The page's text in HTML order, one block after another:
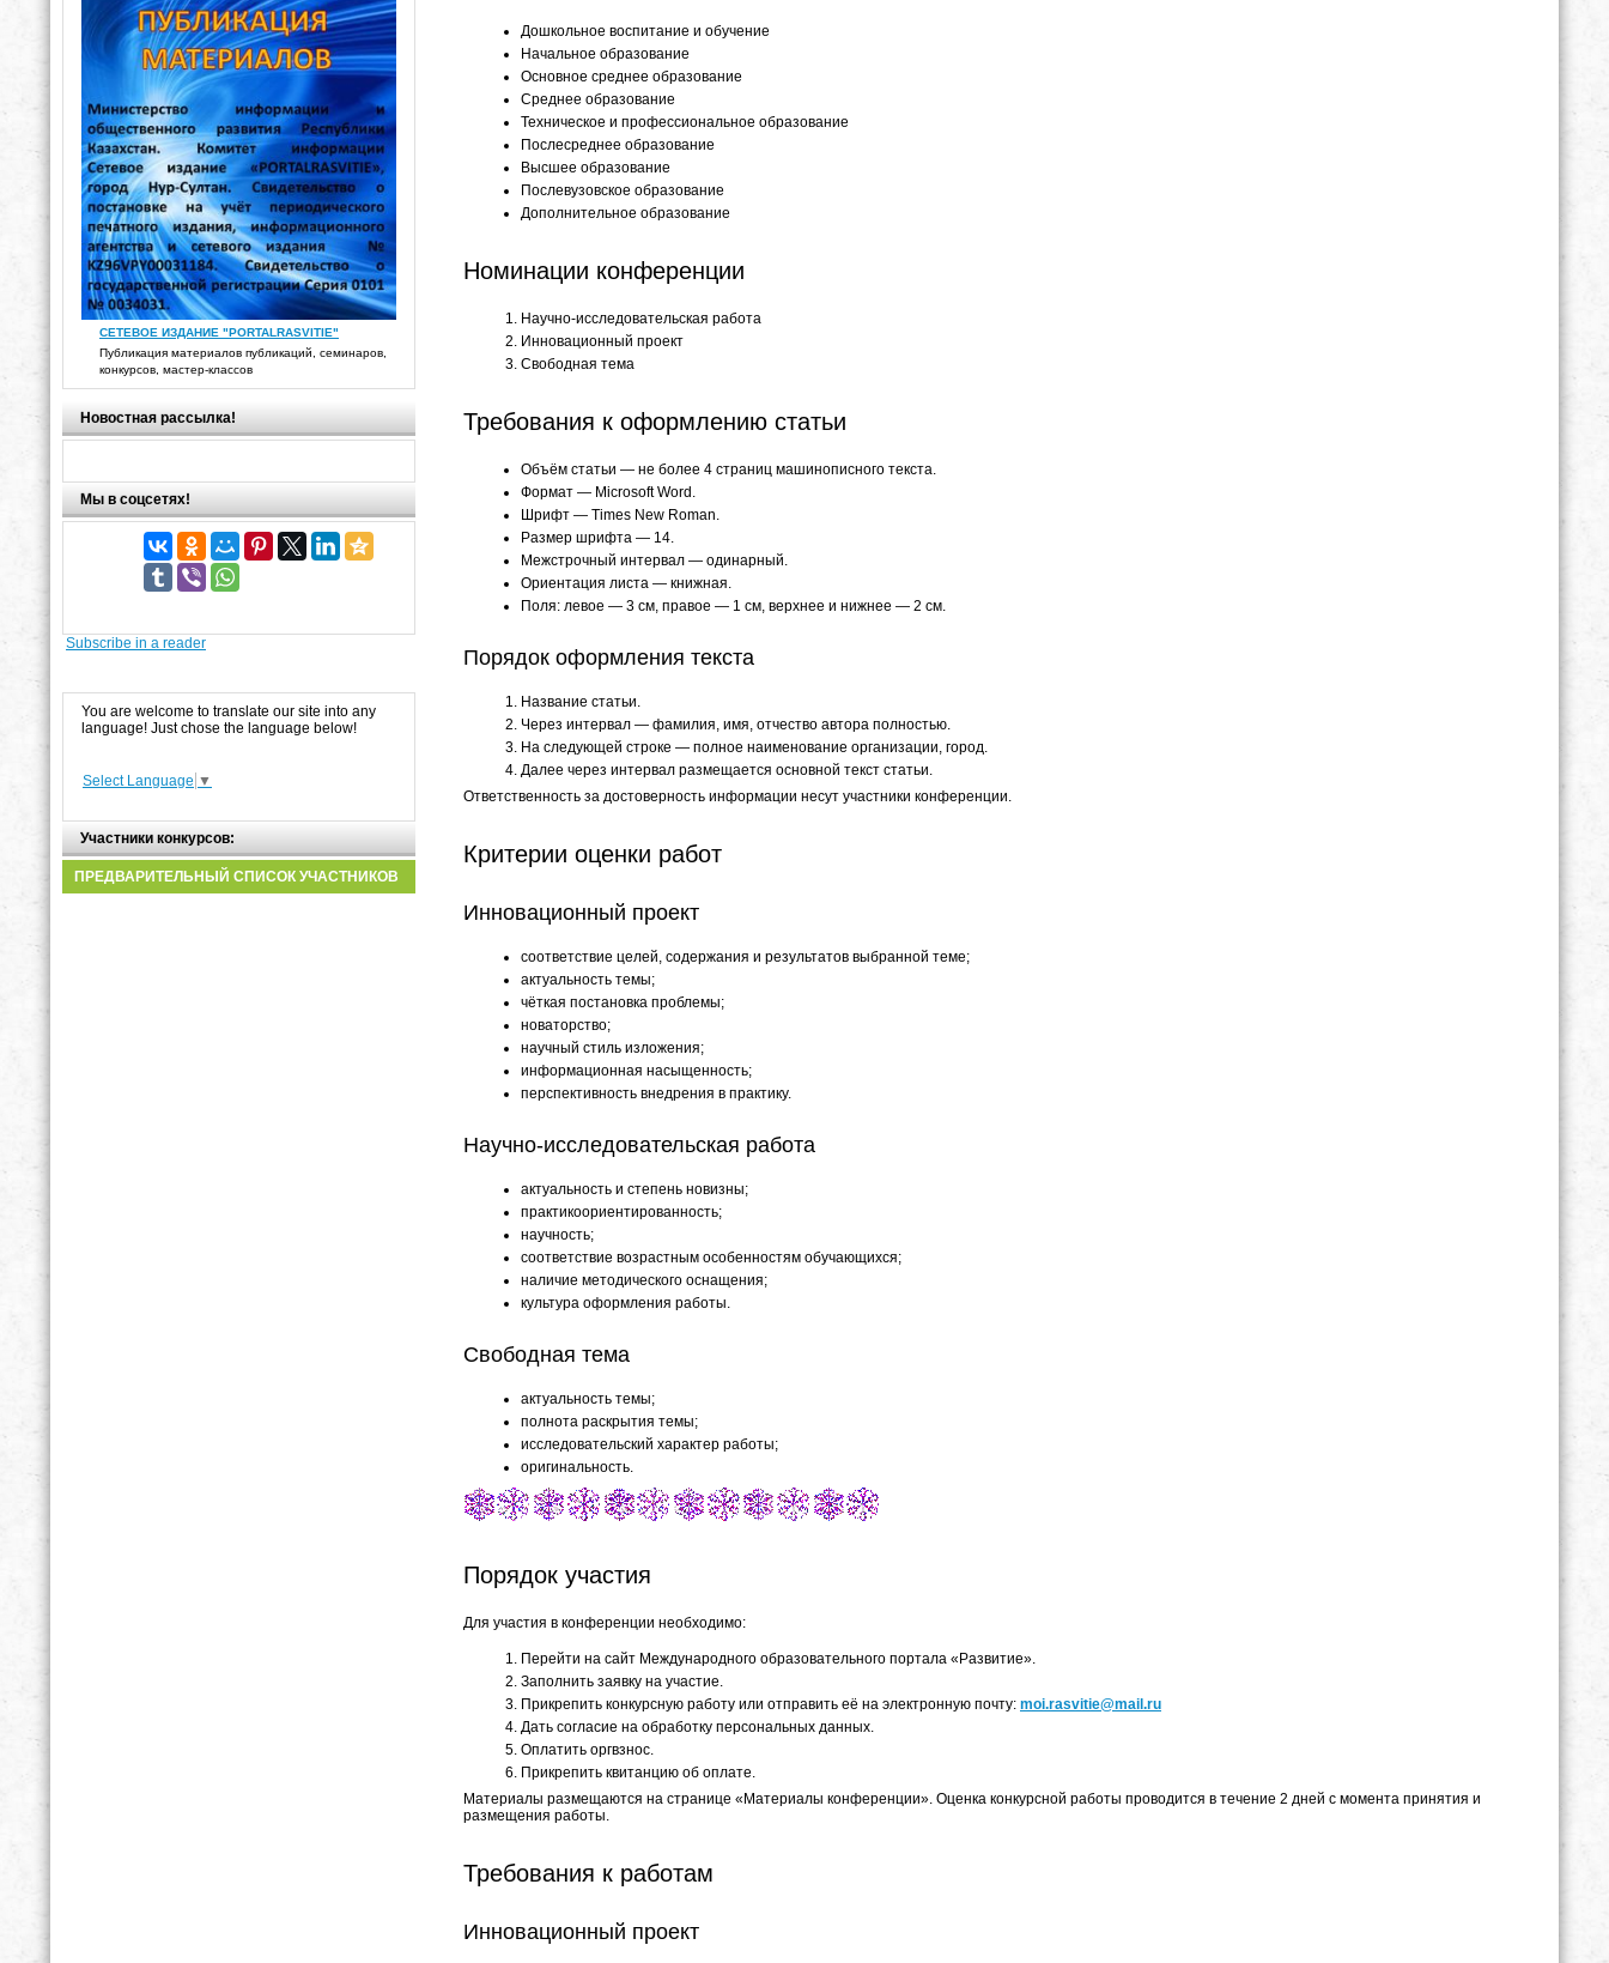
СЕТЕВОЕ ИЗДАНИЕ "PORTALRASVITIE"
Публикация материалов публикаций, семинаров,
конкурсов, мастер-классов
Новостная рассылка!
Мы в соцсетях!
Subscribe in a reader
You are welcome to translate our site into any
language! Just chose the language below!
Select Language ▼
Участники конкурсов:
ПРЕДВАРИТЕЛЬНЫЙ СПИСОК УЧАСТНИКОВ
Дошкольное воспитание и обучение
Начальное образование
Основное среднее образование
Среднее образование
Техническое и профессиональное образование
Послесреднее образование
Высшее образование
Послевузовское образование
Дополнительное образование
Номинации конференции
Научно-исследовательская работа
Инновационный проект
Свободная тема
Требования к оформлению статьи
Объём статьи — не более 4 страниц машинописного текста.
Формат — Microsoft Word.
Шрифт — Times New Roman.
Размер шрифта — 14.
Межстрочный интервал — одинарный.
Ориентация листа — книжная.
Поля: левое — 3 см, правое — 1 см, верхнее и нижнее — 2 см.
Порядок оформления текста
Название статьи.
Через интервал — фамилия, имя, отчество автора полностью.
На следующей строке — полное наименование организации, город.
Далее через интервал размещается основной текст статьи.
Ответственность за достоверность информации несут участники конференции.
Критерии оценки работ
Инновационный проект
соответствие целей, содержания и результатов выбранной теме;
актуальность темы;
чёткая постановка проблемы;
новаторство;
научный стиль изложения;
информационная насыщенность;
перспективность внедрения в практику.
Научно-исследовательская работа
актуальность и степень новизны;
практикоориентированность;
научность;
соответствие возрастным особенностям обучающихся;
наличие методического оснащения;
культура оформления работы.
Свободная тема
актуальность темы;
полнота раскрытия темы;
исследовательский характер работы;
оригинальность.
Порядок участия
Для участия в конференции необходимо:
Перейти на сайт Международного образовательного портала «Развитие».
Заполнить заявку на участие.
Прикрепить конкурсную работу или отправить её на электронную почту: moi.rasvitie@mail.ru
Дать согласие на обработку персональных данных.
Оплатить оргвзнос.
Прикрепить квитанцию об оплате.
Материалы размещаются на странице «Материалы конференции». Оценка конкурсной работы проводится в течение 2 дней с момента принятия и
размещения работы.
Требования к работам
Инновационный проект